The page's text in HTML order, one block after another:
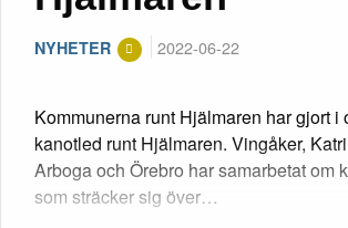
NYHETER 2022-06-22
Kommunerna runt Hjälmaren har gjort i
kanotled runt Hjälmaren. Vingåker,
Arboga och Örebro har samarbetat om
som sträcker sig över…